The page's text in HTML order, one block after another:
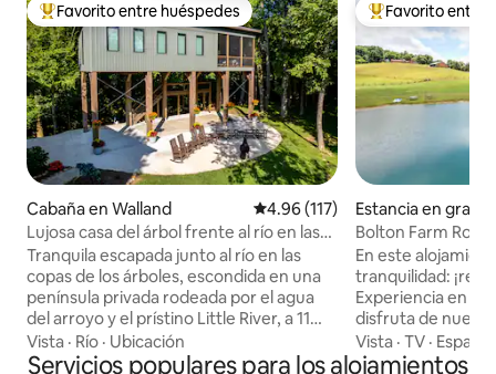
De los mejores en Favorito entre huéspedes
Favorito entre huéspedes
Cabaña en Walland Calificación promedio: 4.96 de
4.96 (117)
Lujosa casa del árbol frente al río en las
montañas Great Smoky
Tranquila escapada junto al río en las
copas de los árboles, escondida en una
península privada rodeada por el agua
del arroyo y el prístino Little River, a 11
millas del Parque Nacional de Great
Smoky Mountains. Esta lujosa casa del
Vista · Río · Ubicación
De los mejores
Favorito entre
Estancia en
boro
Bolton Farm Rogers Ranch 2 camas/1
baño
En este
tranquilidad:
Experiencia en la
disfruta de
15 acres.
al estanque de
Vista ·TV ·
Servicios populares para los alojamientos